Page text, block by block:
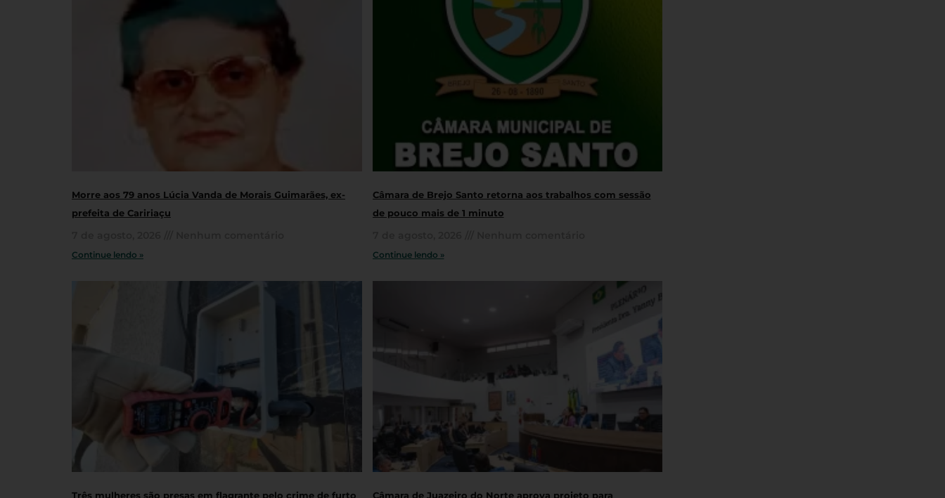
Morre aos 79 anos Lúcia Vanda de Morais Guimarães, ex-
prefeita de Caririaçu
Continue lendo »
Câmara de Brejo Santo retorna aos trabalhos com sessão
de pouco mais de 1 minuto
Continue lendo »
Três mulheres são presas em flagrante pelo crime de furto Câmara de Juazeiro do Norte aprova projeto para